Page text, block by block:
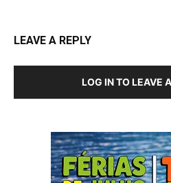
LEAVE A REPLY
LOG IN TO LEAVE